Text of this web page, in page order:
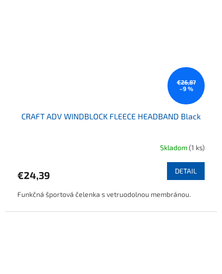
€26,87
–9 %
CRAFT ADV WINDBLOCK FLEECE HEADBAND Black
Skladom(1 ks)
€24,39 DETAIL
Funkčná športová čelenka s vetruodolnou membránou.